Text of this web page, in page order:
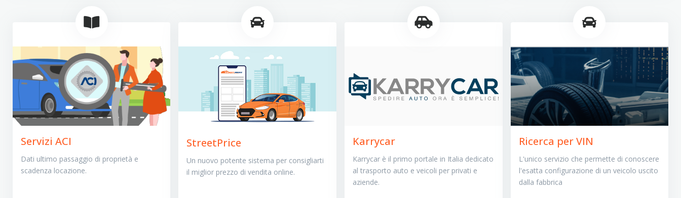
Servizi ACI
Dati ultimo passaggio di proprietà e
scadenza locazione.
StreetPrice
Un nuovo potente sistema per consigliarti
il miglior prezzo di vendita online.
Karrycar
Karrycar è il primo portale in Italia dedicato
al trasporto auto e veicoli per privati e
aziende.
Ricerca per VIN
L'unico servizio che permette di conoscere
l'esatta configurazione di un veicolo uscito
dalla fabbrica